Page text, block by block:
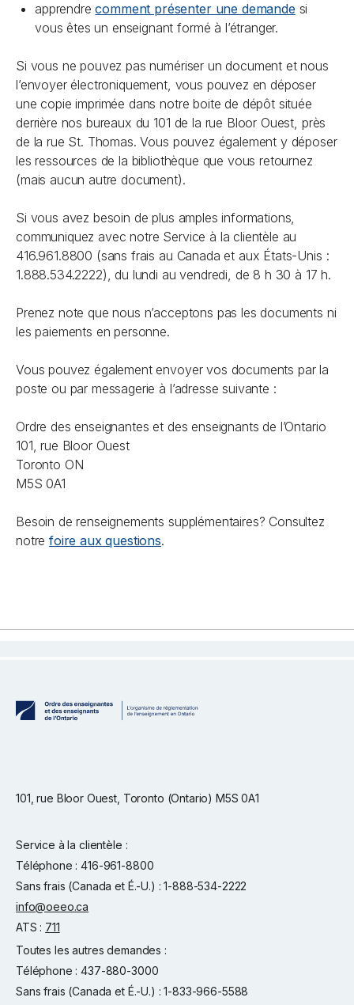
apprendrecomment présenter une demande si
vous êtes un enseignant formé à l’étranger.
Si vous ne pouvez pas numériser un document et nous
l’envoyer électroniquement, vous pouvez en déposer
une copie imprimée dans notre boite de dépôt située
derrière nos bureaux du 101 de la rue Bloor Ouest, près
de la rue St. Thomas. Vous pouvez également y déposer
les ressources de la bibliothèque que vous retournez
(mais aucun autre document).
Si vous avez besoin de plus amples informations,
communiquez avec notre Service à la clientèle au
416.961.8800 (sans frais au Canada et aux États-Unis :
1.888.534.2222), du lundi au vendredi, de 8 h 30 à 17 h.
Prenez note que nous n’acceptons pas les documents ni
les paiements en personne.
Vous pouvez également envoyer vos documents par la
poste ou par messagerie à l’adresse suivante :
Ordre des enseignantes et des enseignants de l’Ontario
101, rue Bloor Ouest
Toronto ON
M5S 0A1
Besoin de renseignements supplémentaires? Consultez
notrefoire aux questions.
101, rue Bloor Ouest, Toronto (Ontario) M5S 0A1
Service à la clientèle :
Téléphone : 416-961-8800
Sans frais (Canada et É.-U.) : 1-888-534-2222
info@oeeo.ca
ATS : 711
Toutes les autres demandes :
Téléphone : 437-880-3000
Sans frais (Canada et É.-U.) : 1-833-966-5588